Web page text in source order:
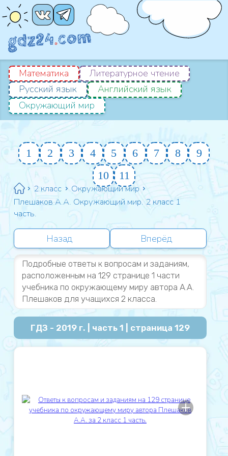
Математика
Литературное чтение
Русский язык
Английский язык
Окружающий мир
1 2 3 4 5 6 7 8
9
10
11
2 класс
Окружающий мир
Плешаков А.А. Окружающий мир. 2 класс 1
часть.
Назад Вперёд
Подробные ответы к вопросам и заданиям,
расположенным на 129 странице 1 части
учебника по окружающему миру автора А.А.
Плешаков для учащихся 2 класса.
ГДЗ - 2019 г. | часть 1 | страница 129